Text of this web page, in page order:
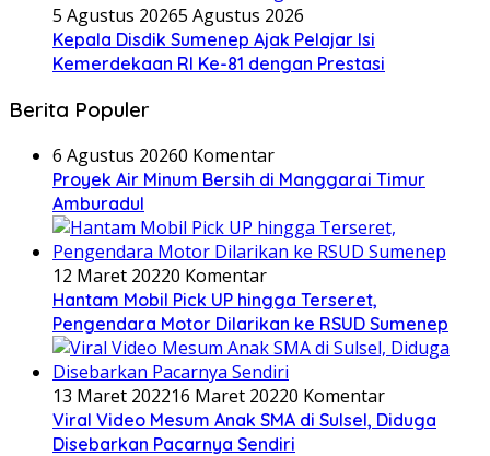
5 Agustus 20265 Agustus 2026
Kepala Disdik Sumenep Ajak Pelajar Isi
Kemerdekaan RI Ke-81 dengan Prestasi
Berita Populer
6 Agustus 20260 Komentar
Proyek Air Minum Bersih di Manggarai Timur
Amburadul
12 Maret 20220 Komentar
Hantam Mobil Pick UP hingga Terseret,
Pengendara Motor Dilarikan ke RSUD Sumenep
13 Maret 202216 Maret 20220 Komentar
Viral Video Mesum Anak SMA di Sulsel, Diduga
Disebarkan Pacarnya Sendiri